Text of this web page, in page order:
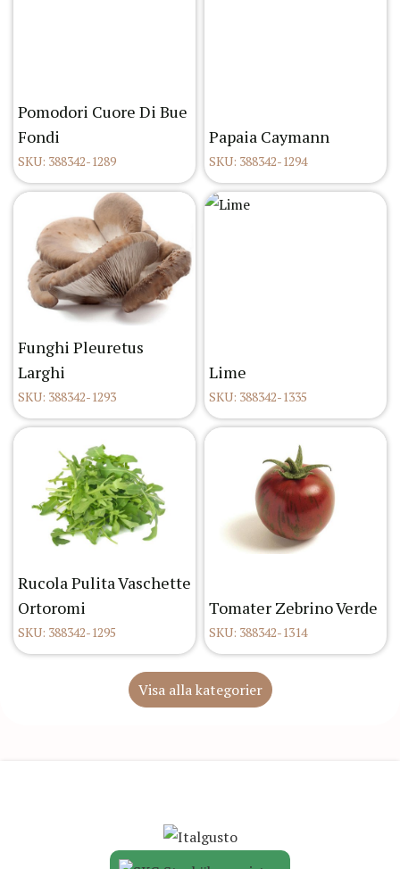
Pomodori Cuore Di Bue
Fondi
SKU: 388342-1289
Papaia Caymann
SKU: 388342-1294
Funghi Pleuretus
Larghi
SKU: 388342-1293
Lime
SKU: 388342-1335
Rucola Pulita Vaschette
Ortoromi
SKU: 388342-1295
Tomater Zebrino Verde
SKU: 388342-1314
Visa alla kategorier